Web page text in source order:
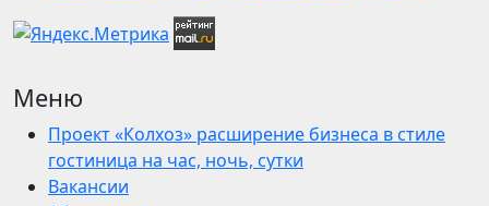
Меню
Проект «Колхоз» расширение бизнеса в стиле
гостиница на час, ночь, сутки
Вакансии